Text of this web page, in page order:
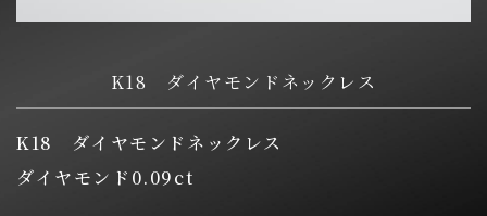
K18 ダイヤモンドネックレス
K18 ダイヤモンドネックレス
ダイヤモンド0.09ct